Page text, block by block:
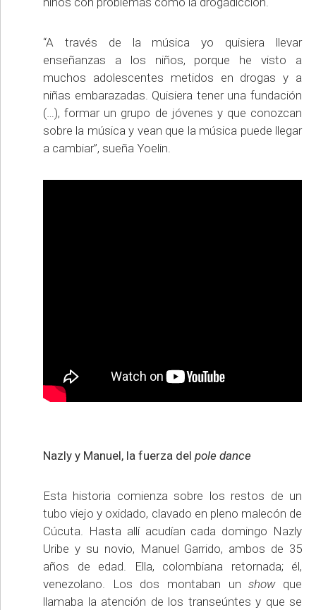
“A través de la música yo quisiera llevar
enseñanzas a los niños, porque he visto a
muchos adolescentes metidos en drogas y a
niñas embarazadas. Quisiera tener una fundación
(…), formar un grupo de jóvenes y que conozcan
sobre la música y vean que la música puede llegar
a cambiar”, sueña Yoelin.
Nazly y Manuel, la fuerza del pole dance
Esta historia comienza sobre los restos de un
tubo viejo y oxidado, clavado en pleno malecón de
Cúcuta. Hasta allí acudían cada domingo Nazly
Uribe y su novio, Manuel Garrido, ambos de 35
años de edad. Ella, colombiana retornada; él,
venezolano. Los dos montaban unshowque
llamaba la atención de los transeúntes y que se